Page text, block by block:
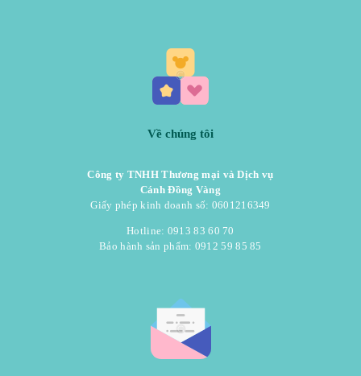
Về chúng tôi
Công ty TNHH Thương mại và Dịch vụ
Cánh Đồng Vàng
Giấy phép kinh doanh số: 0601216349
Hotline: 0913 83 60 70
Bảo hành sản phẩm: 0912 59 85 85